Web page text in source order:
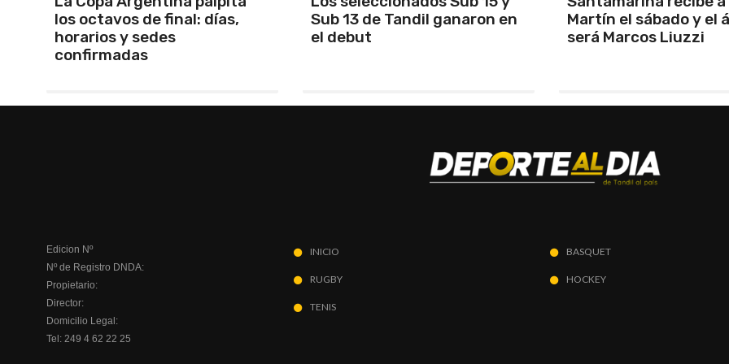
Sub 13 de Tandil ganaron en
el debut
Martín el sábado y el árbitro
será Marcos Liuzzi
enfrentar a Sudáfrica
Edicion Nº
Nº de Registro DNDA:
Propietario:
Director:
Domicilio Legal:
Tel: 249 4 62 22 25
INICIO
RUGBY
TENIS
BASQUET
HOCKEY